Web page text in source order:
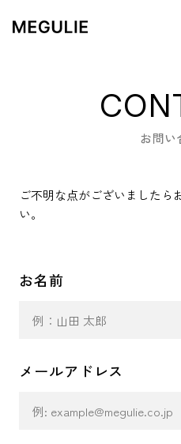
ログ
お問い
ご不明な点がございましたら
い。
お名前
メールアドレス